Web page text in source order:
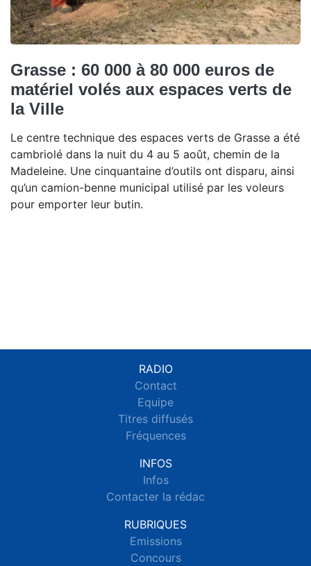
Grasse : 60 000 à 80 000 euros de
matériel volés aux espaces verts de
la Ville
Le centre technique des espaces verts de Grasse a été
cambriolé dans la nuit du 4 au 5 août, chemin de la
Madeleine. Une cinquantaine d’outils ont disparu, ainsi
qu’un camion-benne municipal utilisé par les voleurs
pour emporter leur butin.
RADIO
Contact
Equipe
Titres diffusés
Fréquences
INFOS
Infos
Contacter la rédac
RUBRIQUES
Emissions
Concours